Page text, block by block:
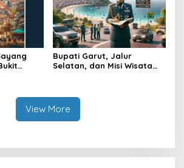
Bupati Garut, Jalur
Selatan, dan Misi Wisata
View More